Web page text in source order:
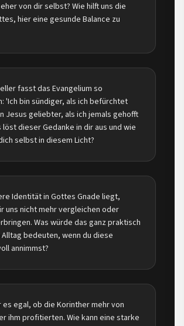
von dir selbst? Wie hilft uns die
hier eine gesunde Balance zu
fasst das Evangelium so
'Ich bin sündiger, als ich befürchtet
Jesus geliebter, als ich jemals gehofft
löst dieser Gedanke in dir aus und wie
selbst in diesem Licht?
Identität in Gottes Gnade liegt,
uns nicht mehr vergleichen oder
Was würde das ganz praktisch
bedeuten, wenn du diese
annimmst?
es egal, ob die Korinther mehr von
ihm profitierten. Wie kann eine starke